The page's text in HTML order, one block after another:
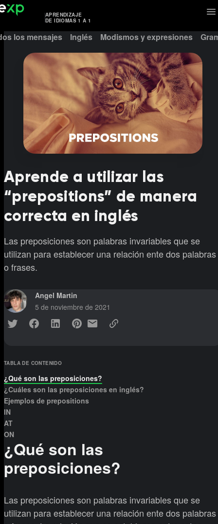
APRENDIZAJE
DE IDIOMAS 1 A 1
los mensajes Inglés Modismos y expresiones
Aprende a utilizar las
“prepositions” de manera
correcta en inglés
Las preposiciones son palabras invariables que se
utilizan para establecer una relación ente dos palabras
o frases.
Angel Martin
5 de noviembre de 2021
TABLA DE CONTENIDO
¿Qué son las preposiciones?
¿Cuáles son las preposiciones en inglés?
Ejemplos de prepositions
IN
AT
ON
¿Qué son las
preposiciones?
Las preposiciones son palabras invariables que se
utilizan para establecer una relación ente dos palabras